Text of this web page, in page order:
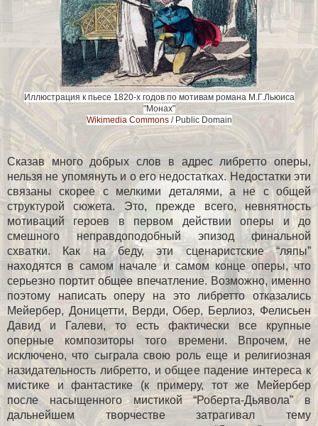
Иллюстрация к пьесе 1820-х годов по мотивам романа М.Г.Льюиса
"Монах"
Wikimedia Сommons/ Public Domain
Сказав много добрых слов в адрес либретто оперы,
нельзя не упомянуть и о его недостатках. Недостатки эти
связаны скорее с мелкими деталями, а не с общей
структурой сюжета. Это, прежде всего, невнятность
мотиваций героев в первом действии оперы и до
смешного неправдоподобный эпизод финальной
схватки. Как на беду, эти сценаристские “ляпы”
находятся в самом начале и самом конце оперы, что
серьезно портит общее впечатление. Возможно, именно
поэтому написать оперу на это либретто отказались
Мейербер, Доницетти, Верди, Обер, Берлиоз, Фелисьен
Давид и Галеви, то есть фактически все крупные
оперные композиторы того времени. Впрочем, не
исключено, что сыграла свою роль еще и религиозная
назидательность либретто, и общее падение интереса к
мистике и фантастике (к примеру, тот же Мейербер
после насыщенного мистикой “Роберта-Дьявола” в
дальнейшем творчестве затрагивал тему